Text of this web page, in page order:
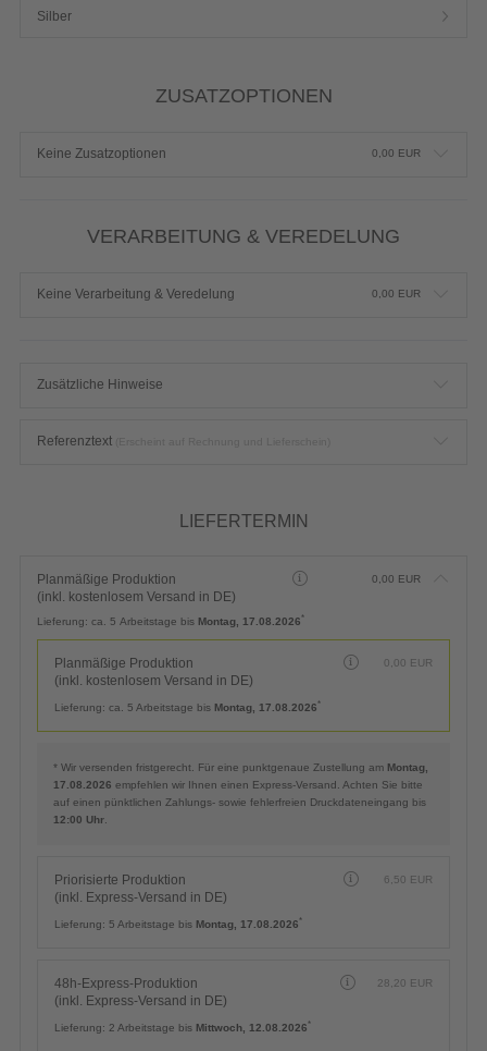
Silber
ZUSATZOPTIONEN
Keine Zusatzoptionen 0,00 EUR
VERARBEITUNG & VEREDELUNG
Keine Verarbeitung & Veredelung 0,00 EUR
Zusätzliche Hinweise
Referenztext
LIEFERTERMIN
Planmäßige Produktion
(inkl. kostenlosem Versand in DE)
0,00 EUR
Lieferung: ca. 5 Arbeitstage bis Montag, 17.08.2026*
Planmäßige Produktion
(inkl. kostenlosem Versand in DE)
0,00 EUR
Lieferung: ca. 5 Arbeitstage bis Montag, 17.08.2026*
* Wir versenden fristgerecht. Für eine punktgenaue Zustellung am Montag,
17.08.2026 empfehlen wir Ihnen einen Express-Versand. Achten Sie bitte
auf einen pünktlichen Zahlungs- sowie fehlerfreien Druckdateneingang bis
12:00 Uhr
Priorisierte Produktion
(inkl. Express-Versand in DE)
6,50 EUR
Lieferung: 5 Arbeitstage bis Montag, 17.08.2026*
48h-Express-Produktion
(inkl. Express-Versand in DE)
28,20 EUR
Lieferung: 2 Arbeitstage bis Mittwoch, 12.08.2026*